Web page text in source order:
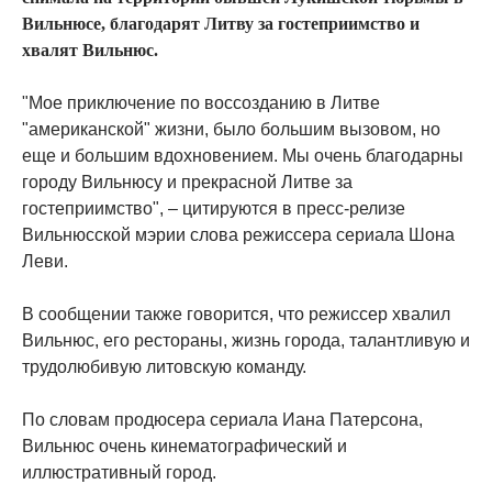
Вильнюсе, благодарят Литву за гостеприимство и
хвалят Вильнюс.
"Мое приключение по воссозданию в Литве
"американской" жизни, было большим вызовом, но
еще и большим вдохновением. Мы очень благодарны
городу Вильнюсу и прекрасной Литве за
гостеприимство", – цитируются в пресс-релизе
Вильнюсской мэрии слова режиссера сериала Шона
Леви.
В сообщении также говорится, что режиссер хвалил
Вильнюс, его рестораны, жизнь города, талантливую и
трудолюбивую литовскую команду.
По словам продюсера сериала Иана Патерсона,
Вильнюс очень кинематографический и
иллюстративный город.